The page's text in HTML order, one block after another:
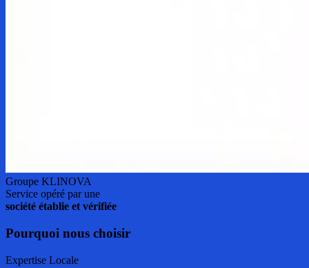
Groupe KLINOVA
Service opéré par une
société établie et vérifiée
Pourquoi nous choisir
Expertise Locale